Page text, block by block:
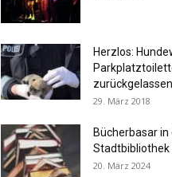
Herzlos:
zurückgelassen
29. März 2018
Bücherbasar in
Stadtbibliothek
20. März 2024